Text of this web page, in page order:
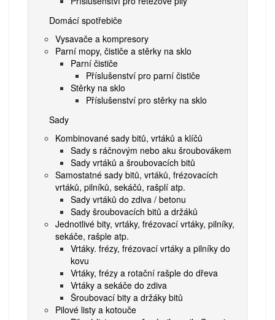
Domácí spotřebiče
Vysavače a kompresory
Parní mopy, čističe a stěrky na sklo
Parní čističe
Příslušenství pro parní čističe
Stěrky na sklo
Příslušenství pro stěrky na sklo
Sady
Kombinované sady bitů, vrtáků a klíčů
Sady s ráčnovým nebo aku šroubovákem
Sady vrtáků a šroubovacích bitů
Samostatné sady bitů, vrtáků, frézovacích
vrtáků, pilníků, sekáčů, rašplí atp.
Sady vrtáků do zdiva / betonu
Sady šroubovacích bitů a držáků
Jednotlivé bity, vrtáky, frézovací vrtáky, pilníky,
sekáče, rašple atp.
Vrtáky. frézy, frézovací vrtáky a pilníky do
kovu
Vrtáky, frézy a rotační rašple do dřeva
Vrtáky a sekáče do zdiva
Šroubovací bity a držáky bitů
Pilové listy a kotouče